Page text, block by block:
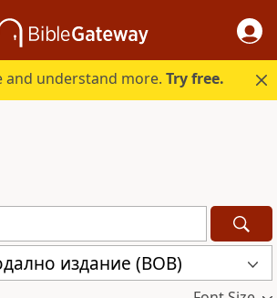
and understand more.Try free.
издание (BOB)